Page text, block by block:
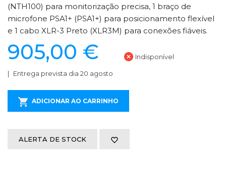
(NTH100) para monitorização precisa, 1 braço de
microfone PSA1+ (PSA1+) para posicionamento flexível
e 1 cabo XLR-3 Preto (XLR3M) para conexões fiáveis.
905,00 € Indisponível
Entrega prevista dia 20 agosto
ADICIONAR AO CARRINHO
ALERTA DE STOCK